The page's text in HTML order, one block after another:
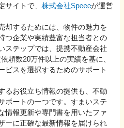
サイトで、 株式会社Speeeが運営
却するためには、物件の魅力を
つ企業や実績豊富な担当者との
ステップでは、提携不動産会社
頼数20万件以上の実績を基に、
ビスを選択するためのサポート
るお役立ち情報の提供も、不動
ポートの一つです。すまいステ
情報更新や専門書を用いたファ
ーに正確な最新情報を届けられ